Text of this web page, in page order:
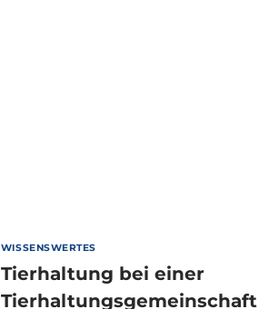
WISSENSWERTES
Tierhaltung bei einer
Tierhaltungsgemeinschaft